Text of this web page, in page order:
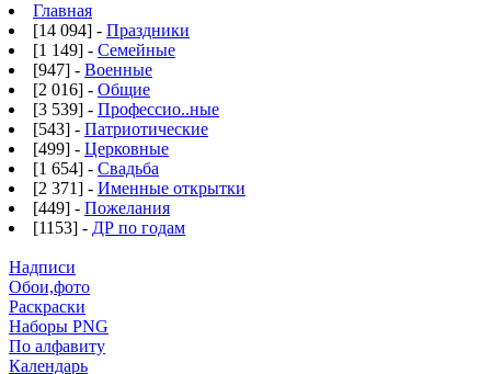
Главная
[14 094] - Праздники
[1 149] - Семейные
[947] - Военные
[2 016] - Общие
[3 539] - Профессио..ные
[543] - Патриотические
[499] - Церковные
[1 654] - Свадьба
[2 371] - Именные открытки
[449] - Пожелания
[1153] - ДР по годам
Надписи
Обои,фото
Раскраски
Наборы PNG
По алфавиту
Календарь